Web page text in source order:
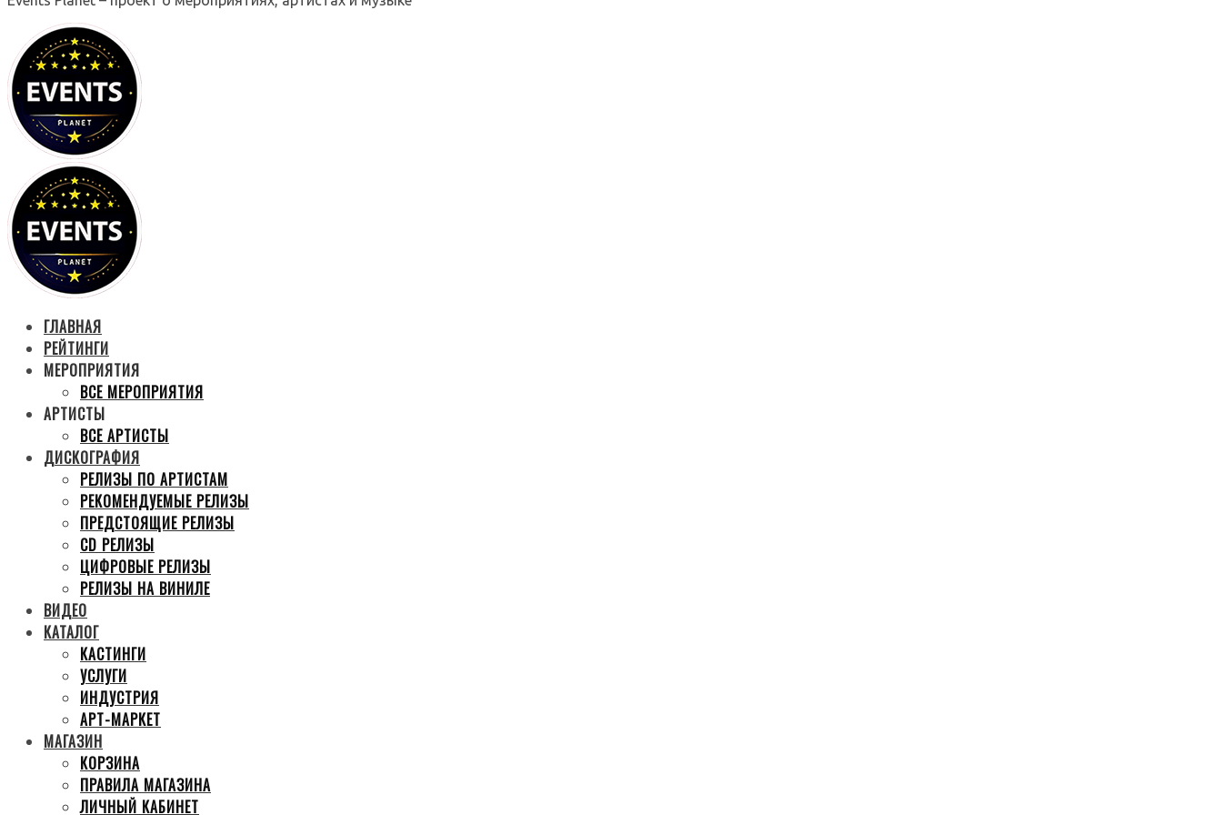
ГЛАВНАЯ
РЕЙТИНГИ
МЕРОПРИЯТИЯ
ВСЕ МЕРОПРИЯТИЯ
АРТИСТЫ
ВСЕ АРТИСТЫ
ДИСКОГРАФИЯ
РЕЛИЗЫ ПО АРТИСТАМ
РЕКОМЕНДУЕМЫЕ РЕЛИЗЫ
ПРЕДСТОЯЩИЕ РЕЛИЗЫ
CD РЕЛИЗЫ
ЦИФРОВЫЕ РЕЛИЗЫ
РЕЛИЗЫ НА ВИНИЛЕ
ВИДЕО
КАТАЛОГ
КАСТИНГИ
УСЛУГИ
ИНДУСТРИЯ
АРТ-МАРКЕТ
МАГАЗИН
КОРЗИНА
ПРАВИЛА МАГАЗИНА
ЛИЧНЫЙ КАБИНЕТ